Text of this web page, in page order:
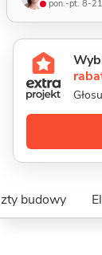
pon.-pt. 8-
budowy